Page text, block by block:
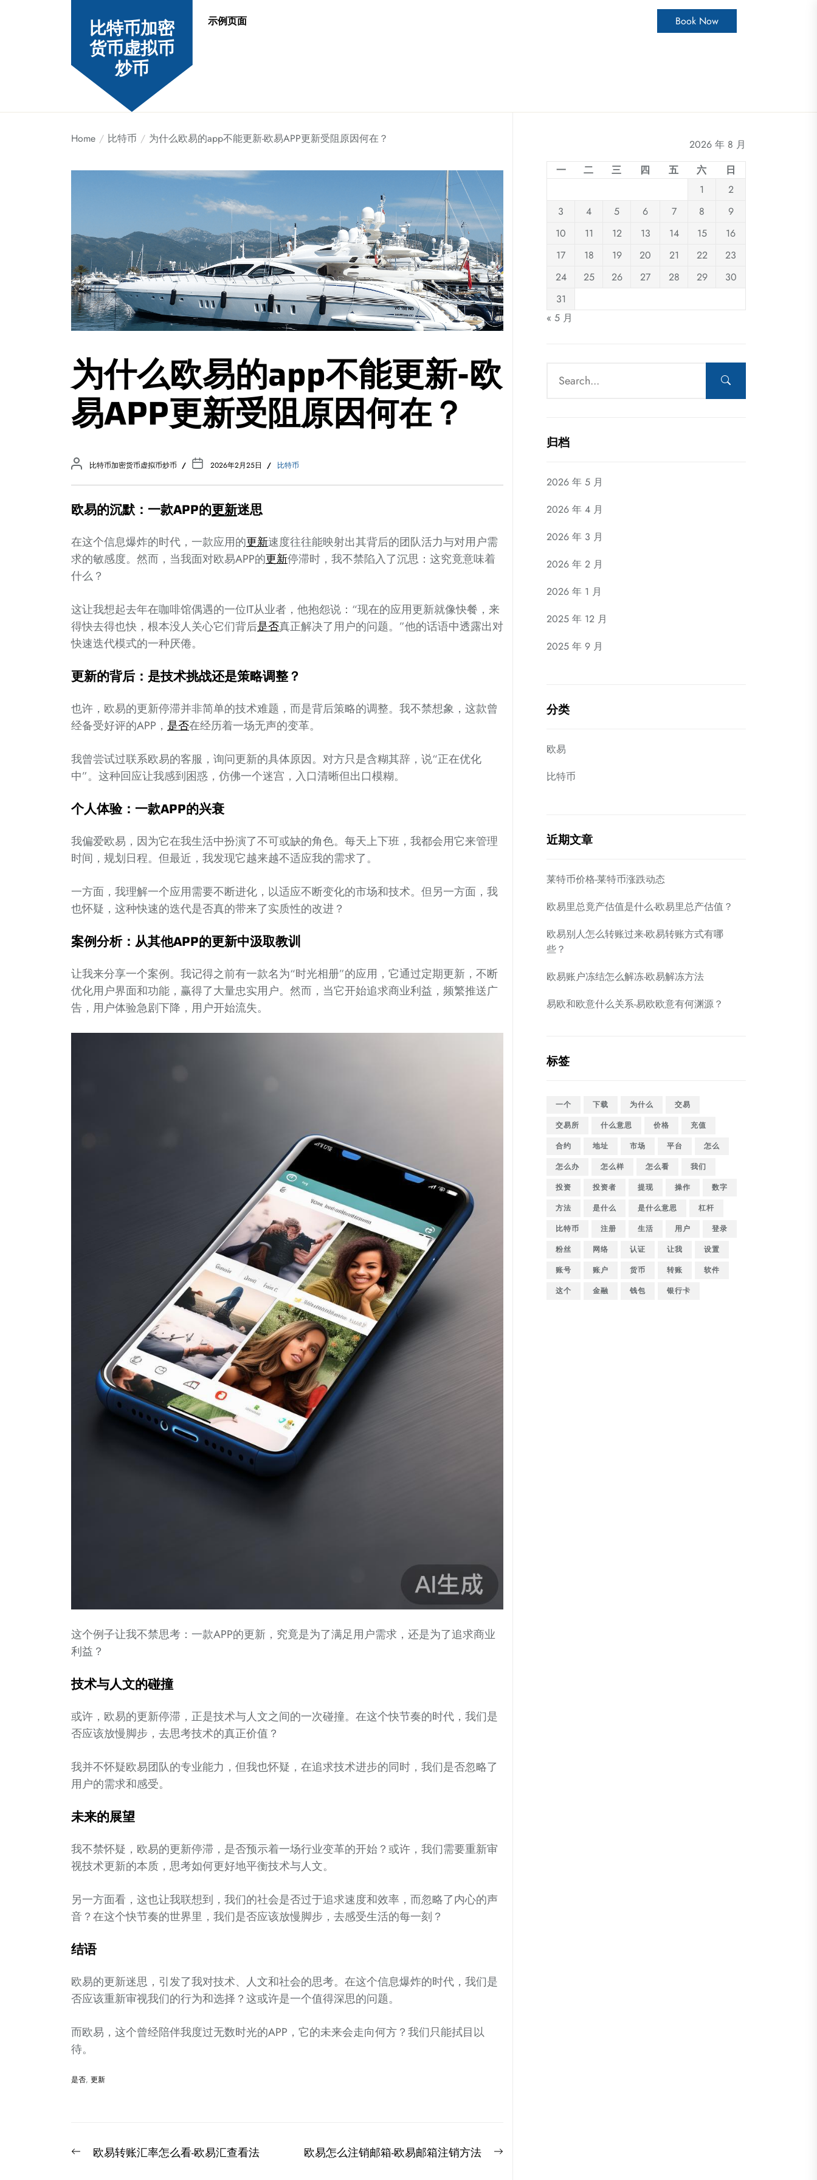
比特币加密
货币虚拟币
炒币
示例页面 Book Now
Home 比特币 为什么欧易的app不能更新-欧易APP更新受阻原因何在？
为什么欧易的app不能更新-欧
易APP更新受阻原因何在？
比特币加密货币虚拟币炒币 2026年2月25日 比特币
欧易的沉默：一款APP的更新迷思
在这个信息爆炸的时代，一款应用的更新速度往往能映射出其背后的团队活力与对用户需
求的敏感度。然而，当我面对欧易APP的更新停滞时，我不禁陷入了沉思：这究竟意味着
什么？
这让我想起去年在咖啡馆偶遇的一位IT从业者，他抱怨说：“现在的应用更新就像快餐，来
得快去得也快，根本没人关心它们背后是否真正解决了用户的问题。”他的话语中透露出对
快速迭代模式的一种厌倦。
更新的背后：是技术挑战还是策略调整？
也许，欧易的更新停滞并非简单的技术难题，而是背后策略的调整。我不禁想象，这款曾
经备受好评的APP， 是否在经历着一场无声的变革。
我曾尝试过联系欧易的客服，询问更新的具体原因。对方只是含糊其辞，说“正在优化
中”。这种回应让我感到困惑，仿佛一个迷宫，入口清晰但出口模糊。
个人体验：一款APP的兴衰
我偏爱欧易，因为它在我生活中扮演了不可或缺的角色。每天上下班，我都会用它来管理
时间，规划日程。但最近，我发现它越来越不适应我的需求了。
一方面，我理解一个应用需要不断进化，以适应不断变化的市场和技术。但另一方面，我
也怀疑，这种快速的迭代是否真的带来了实质性的改进？
案例分析：从其他APP的更新中汲取教训
让我来分享一个案例。我记得之前有一款名为“时光相册”的应用，它通过定期更新，不断
优化用户界面和功能，赢得了大量忠实用户。然而，当它开始追求商业利益，频繁推送广
告，用户体验急剧下降，用户开始流失。
这个例子让我不禁思考：一款APP的更新，究竟是为了满足用户需求，还是为了追求商业
利益？
技术与人文的碰撞
或许，欧易的更新停滞，正是技术与人文之间的一次碰撞。在这个快节奏的时代，我们是
否应该放慢脚步，去思考技术的真正价值？
我并不怀疑欧易团队的专业能力，但我也怀疑，在追求技术进步的同时，我们是否忽略了
用户的需求和感受。
未来的展望
我不禁怀疑，欧易的更新停滞，是否预示着一场行业变革的开始？或许，我们需要重新审
视技术更新的本质，思考如何更好地平衡技术与人文。
另一方面看，这也让我联想到，我们的社会是否过于追求速度和效率，而忽略了内心的声
音？在这个快节奏的世界里，我们是否应该放慢脚步，去感受生活的每一刻？
结语
欧易的更新迷思，引发了我对技术、人文和社会的思考。在这个信息爆炸的时代，我们是
否应该重新审视我们的行为和选择？这或许是一个值得深思的问题。
而欧易，这个曾经陪伴我度过无数时光的APP，它的未来会走向何方？我们只能拭目以
待。
是否, 更新
文
Previous欧易转账汇率怎么看-欧易汇查看法
Next
欧易怎么注销邮箱-欧易邮箱注销方法
2026 年 8 月
一
二 三 四 五 六
日
1
2
3
4 5 6 7 8
9
10
11 12 13 14 15
16
17
18 19 20 21 22
23
24
25 26 27 28 29
30
31
« 5 月
归档
2026 年 5 月
2026 年 4 月
2026 年 3 月
2026 年 2 月
2026 年 1 月
2025 年 12 月
2025 年 9 月
分类
欧易
比特币
近期文章
莱特币价格-莱特币涨跌动态
欧易里总竟产估值是什么-欧易里总产估值？
欧易别人怎么转账过来-欧易转账方式有哪
些？
欧易账户冻结怎么解冻-欧易解冻方法
易欧和欧意什么关系-易欧欧意有何渊源？
标签
一个 下载 为什么
交易
交易所
什么意思 价格
充值
合约
地址 市场 平台
怎么
怎么办
怎么样 怎么看
我们
投资
投资者 提现 操作
数字
方法
是什么 是什么意思
杠杆
比特币
注册 生活 用户
登录
粉丝
网络 认证 让我
设置
账号
账户 货币 转账
软件
这个
金融 钱包 银行卡